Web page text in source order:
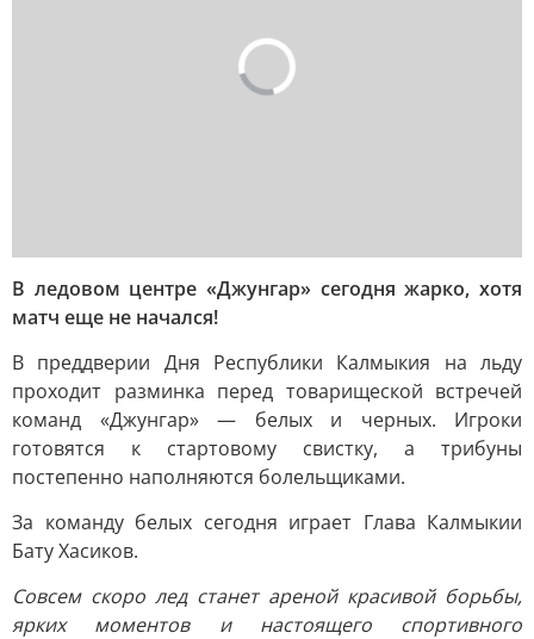
В ледовом центре «Джунгар» сегодня жарко, хотя
матч еще не начался!
В преддверии Дня Республики Калмыкия на льду
проходит разминка перед товарищеской встречей
команд «Джунгар» — белых и черных. Игроки
готовятся к стартовому свистку, а трибуны
постепенно наполняются болельщиками.
За команду белых сегодня играет Глава Калмыкии
Бату Хасиков.
Совсем скоро лед станет ареной красивой борьбы,
ярких моментов и настоящего спортивного